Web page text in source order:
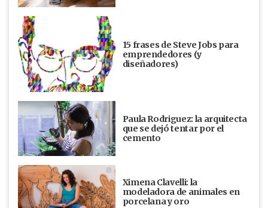
15 frases de Steve Jobs para
emprendedores (y
diseñadores)
Paula Rodriguez: la arquitecta
que se dejó tentar por el
cemento
Ximena Clavelli: la
modeladora de animales en
porcelana y oro